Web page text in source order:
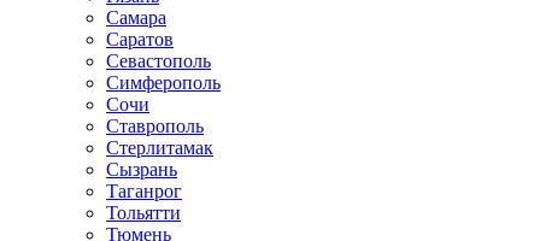
Самара
Саратов
Севастополь
Симферополь
Сочи
Ставрополь
Стерлитамак
Сызрань
Таганрог
Тольятти
Тюмень